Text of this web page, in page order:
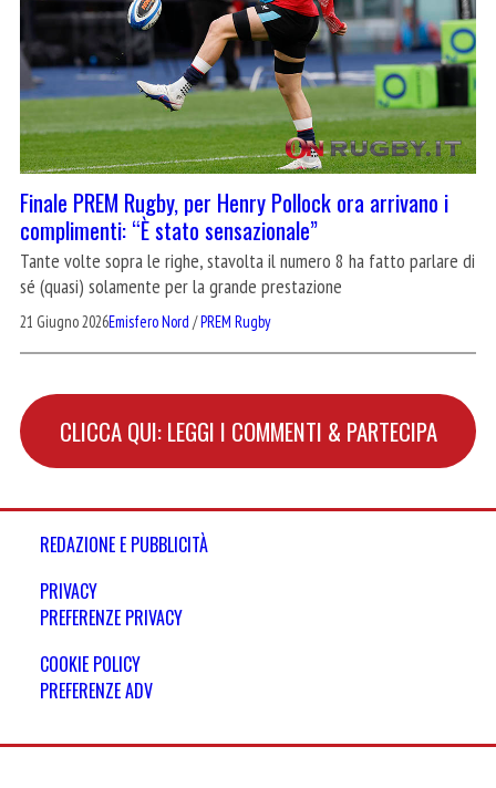
Finale PREM Rugby, per Henry Pollock ora arrivano i
complimenti: “È stato sensazionale”
Tante volte sopra le righe, stavolta il numero 8 ha fatto parlare di
sé (quasi) solamente per la grande prestazione
21 Giugno 2026Emisfero Nord /PREM Rugby
CLICCA QUI: LEGGI I COMMENTI & PARTECIPA
REDAZIONE E PUBBLICITÀ
PRIVACY
PREFERENZE PRIVACY
COOKIE POLICY
PREFERENZE ADV